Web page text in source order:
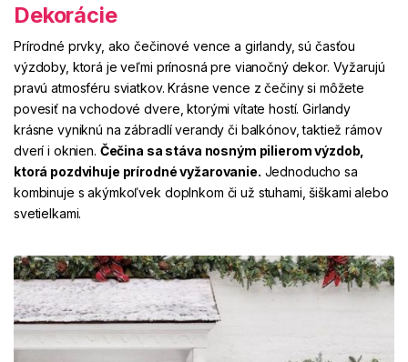
Dekorácie
Prírodné prvky, ako čečinové vence a girlandy, sú časťou
výzdoby, ktorá je veľmi prínosná pre vianočný dekor. Vyžarujú
pravú atmosféru sviatkov. Krásne vence z čečiny si môžete
povesiť na vchodové dvere, ktorými vítate hostí. Girlandy
krásne vyniknú na zábradlí verandy či balkónov, taktiež rámov
dverí i oknien. Čečina sa stáva nosným pilierom výzdob,
ktorá pozdvihuje prírodné vyžarovanie. Jednoducho sa
kombinuje s akýmkoľvek doplnkom či už stuhami, šiškami alebo
svetielkami.